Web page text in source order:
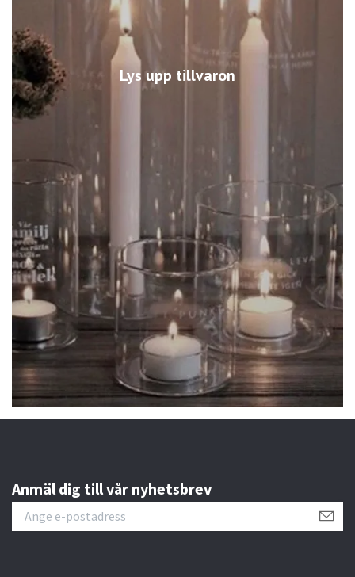
Lys upp tillvaron
Anmäl dig till vår nyhetsbrev